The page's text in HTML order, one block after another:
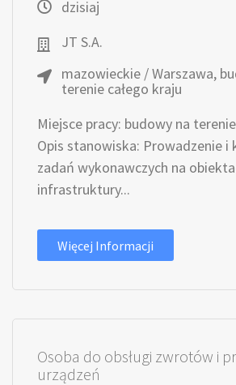
dzisiaj
JT S.A.
mazowieckie / Warszawa,
terenie całego kraju
Miejsce pracy: budowy na
Opis stanowiska: Prowadzenie i
zadań wykonawczych na
infrastruktury...
Więcej Informacji
Osoba do obsługi zwrotów i
urządzeń